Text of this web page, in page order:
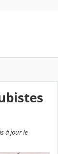
à jour le